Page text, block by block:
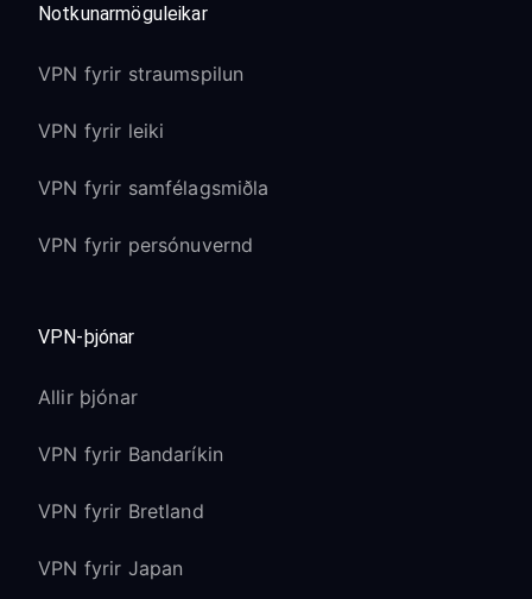
Notkunarmöguleikar
VPN fyrir straumspilun
VPN fyrir leiki
VPN fyrir samfélagsmiðla
VPN fyrir persónuvernd
VPN-þjónar
Allir þjónar
VPN fyrir Bandaríkin
VPN fyrir Bretland
VPN fyrir Japan